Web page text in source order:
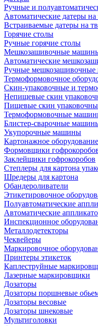
Ручные и
Автоматические датеры
Встраиваемые датеры на
Горячие столы
Ручные горячие столы
Мешкозашивочные
Автоматические
Ручные
Термоформовочное
Скин-упаковочные и
Непищевые скин
Пищевые скин
Термоформовочные
Блистер-сварочные
Укупорочные машины
Картонажное оборудование
Формовщики
Заклейщики гофрокоробов
Степлеры для картона
Шредеры для картона
Обандероливатели
Этикетировочное
Полуавтоматические
Автоматические
Инспекционное
Металлодетекторы
Чеквейеры
Маркировочное
Принтеры этикеток
Каплеструйные
Лазерные маркировщики
Дозаторы
Дозаторы поршневые
Дозаторы весовые
Дозаторы шнековые
Мультиголовки